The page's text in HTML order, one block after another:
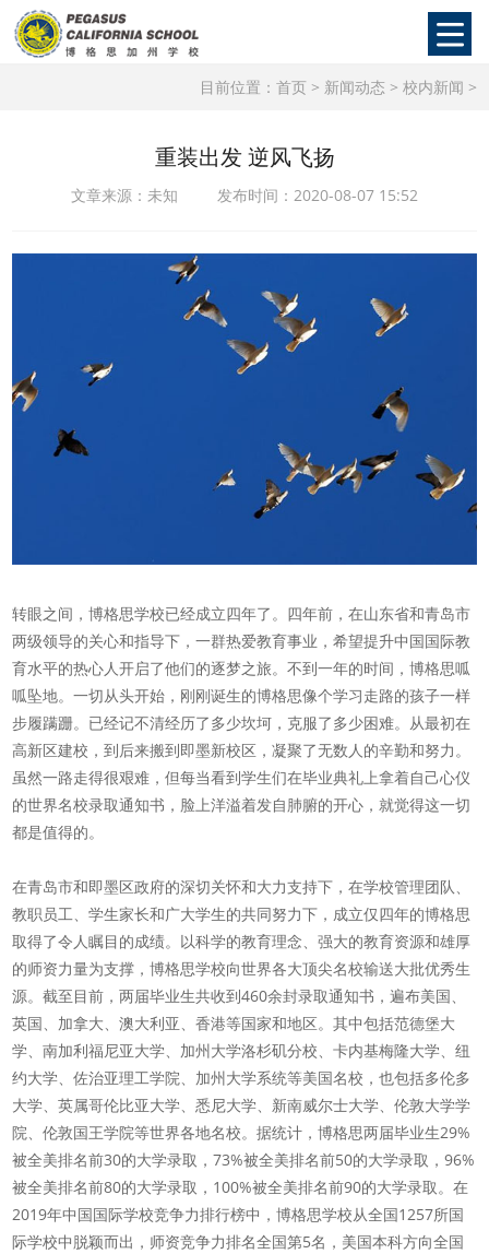
目前位置： 首页> 新闻动态 > 校内新闻 >
重装出发 逆风飞扬
文章来源：未知 发布时间：2020-08-07 15:52
转眼之间，博格思学校已经成立四年了。四年前，在山东省和青岛市
两级领导的关心和指导下，一群热爱教育事业，希望提升中国国际教
育水平的热心人开启了他们的逐梦之旅。不到一年的时间，博格思呱
呱坠地。一切从头开始，刚刚诞生的博格思像个学习走路的孩子一样
步履蹒跚。已经记不清经历了多少坎坷，克服了多少困难。从最初在
高新区建校，到后来搬到即墨新校区，凝聚了无数人的辛勤和努力。
虽然一路走得很艰难，但每当看到学生们在毕业典礼上拿着自己心仪
的世界名校录取通知书，脸上洋溢着发自肺腑的开心，就觉得这一切
都是值得的。
在青岛市和即墨区政府的深切关怀和大力支持下，在学校管理团队、
教职员工、学生家长和广大学生的共同努力下，成立仅四年的博格思
取得了令人瞩目的成绩。以科学的教育理念、强大的教育资源和雄厚
的师资力量为支撑，博格思学校向世界各大顶尖名校输送大批优秀生
源。截至目前，两届毕业生共收到460余封录取通知书，遍布美国、
英国、加拿大、澳大利亚、香港等国家和地区。其中包括范德堡大
学、南加利福尼亚大学、加州大学洛杉矶分校、卡内基梅隆大学、纽
约大学、佐治亚理工学院、加州大学系统等美国名校，也包括多伦多
大学、英属哥伦比亚大学、悉尼大学、新南威尔士大学、伦敦大学学
院、伦敦国王学院等世界各地名校。据统计，博格思两届毕业生29%
被全美排名前30的大学录取，73%被全美排名前50的大学录取，96%
被全美排名前80的大学录取，100%被全美排名前90的大学录取。在
2019年中国国际学校竞争力排行榜中，博格思学校从全国1257所国
际学校中脱颖而出，师资竞争力排名全国第5名，美国本科方向全国